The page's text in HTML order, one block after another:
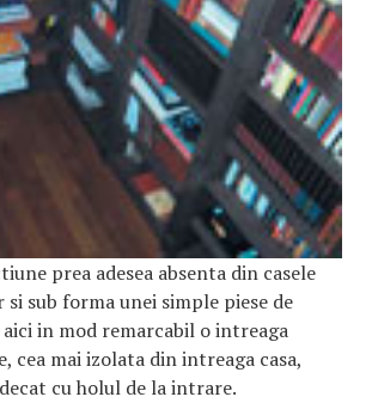
prea adesea absenta din casele
sub forma unei simple piese de
in mod remarcabil o intreaga
cea mai izolata din intreaga casa,
cu holul de la intrare.